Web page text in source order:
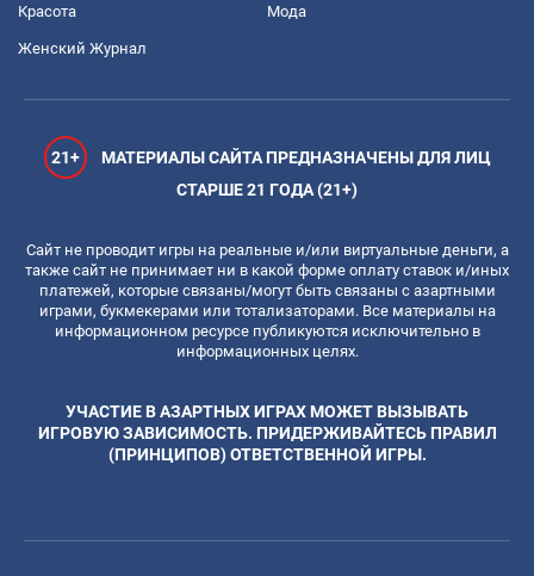
Красота Мода
Женский Журнал
21+
МАТЕРИАЛЫ САЙТА ПРЕДНАЗНАЧЕНЫ ДЛЯ ЛИЦ
СТАРШЕ 21 ГОДА (21+)
Сайт не проводит игры на реальные и/или виртуальные деньги, а
также сайт не принимает ни в какой форме оплату ставок и/иных
платежей, которые связаны/могут быть связаны с азартными
играми, букмекерами или тотализаторами. Все материалы на
информационном ресурсе публикуются исключительно в
информационных целях.
УЧАСТИЕ В АЗАРТНЫХ ИГРАХ МОЖЕТ ВЫЗЫВАТЬ
ИГРОВУЮ ЗАВИСИМОСТЬ. ПРИДЕРЖИВАЙТЕСЬ ПРАВИЛ
(ПРИНЦИПОВ) ОТВЕТСТВЕННОЙ ИГРЫ.